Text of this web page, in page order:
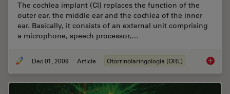
The cochlea implant (CI) replaces the function of the
outer ear, the middle ear and the ­cochlea of the inner
ear. Basically, it consists of an external unit comprising
a microphone, speech processor,…
Dec 01, 2009 Article Otorrinolaringología (ORL)